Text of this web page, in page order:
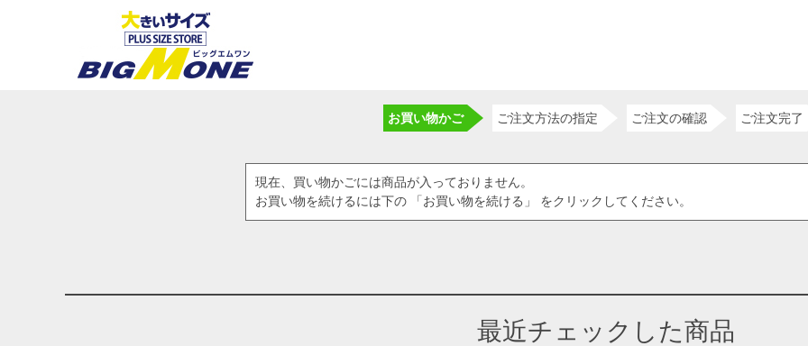
お買い物かご ご注文方法の指定 ご注文の確認 ご注文完了
現在、買い物かごには商品が入っておりません。
お買い物を続けるには下の 「お買い物を続ける」 をクリックしてください。
最近チェックした商品